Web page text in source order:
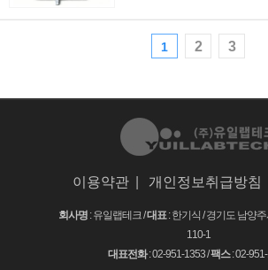
1 2 3
이용약관 개인정보취급방침
회사명 : 유일랩테크 /대표: 한기식 /경기도 남양
110-1
대표전화: 02-951-1353 /팩스: 02-